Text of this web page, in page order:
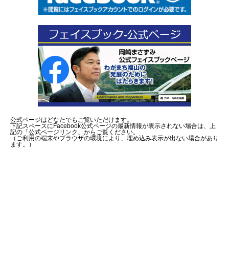
公式ページはどなたでもご覧いただけます。
下記スペースにFacebook公式ページの最新情報が表示されない場合は、上
記の「公式ページリンク」からご覧ください。
（ご利用の端末やブラウザの環境により、埋め込み表示が出ない場合があり
ます。）